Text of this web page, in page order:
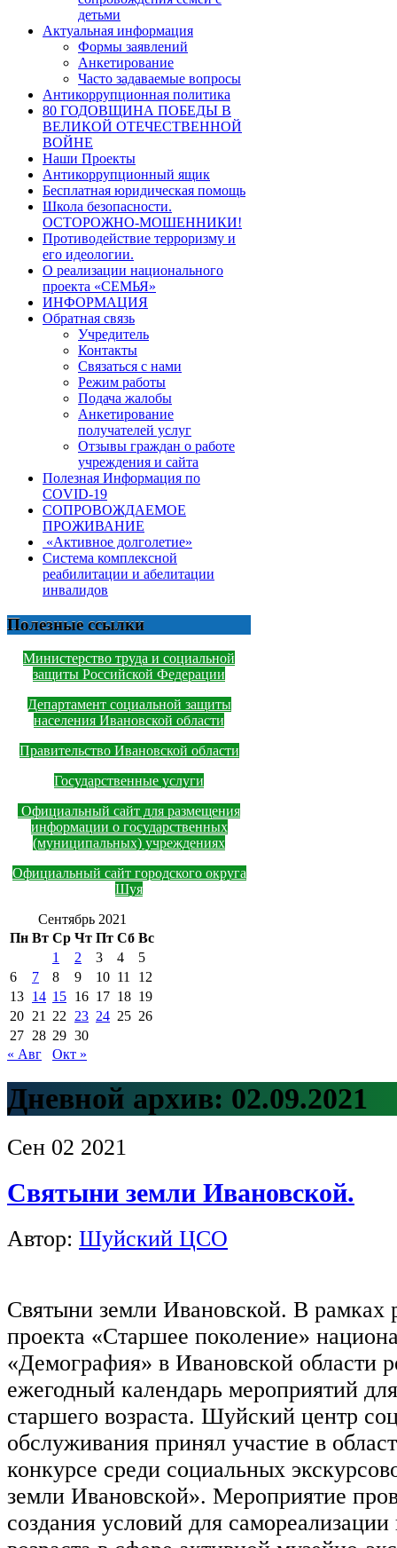
детьми
Актуальная информация
Формы заявлений
Анкетирование
Часто задаваемые вопросы
Антикоррупционная политика
80 ГОДОВЩИНА ПОБЕДЫ В
ВЕЛИКОЙ ОТЕЧЕСТВЕННОЙ
ВОЙНЕ
Наши Проекты
Антикоррупционный ящик
Бесплатная юридическая помощь
Школа безопасности.
ОСТОРОЖНО-МОШЕННИКИ!
Противодействие терроризму и
его идеологии.
О реализации национального
проекта «СЕМЬЯ»
ИНФОРМАЦИЯ
Обратная связь
Учредитель
Контакты
Связаться с нами
Режим работы
Подача жалобы
Анкетирование
получателей услуг
Отзывы граждан о работе
учреждения и сайта
Полезная Информация по
COVID-19
СОПРОВОЖДАЕМОЕ
ПРОЖИВАНИЕ
«Активное долголетие»
Система комплексной
реабилитации и абелитации
инвалидов
Полезные ссылки
Министерство труда и социальной
защиты Российской Федерации
Департамент социальной защиты
населения Ивановской области
Правительство Ивановской области
Государственные услуги
Официальный сайт для размещения
информации о государственных
(муниципальных) учреждениях
Официальный сайт городского округа
Шуя
Сентябрь 2021
Пн Вт Ср Чт Пт Сб Вс
1
2 3 4
5
6
7 8 9 10 11
12
13 14 15 16 17 18 19
20 21 22 23 24 25 26
27 28 29 30
« Авг
Окт »
Дневной архив: 02.09.2021
Сен 02 2021
Святыни земли Ивановской.
Автор: Шуйский ЦСО
Святыни земли Ивановской. В рамках
проекта «Старшее поколение»
«Демография» в Ивановской области
ежегодный календарь мероприятий
старшего возраста. Шуйский центр
обслуживания принял участие в
конкурсе среди социальных
земли Ивановской». Мероприятие
создания условий для